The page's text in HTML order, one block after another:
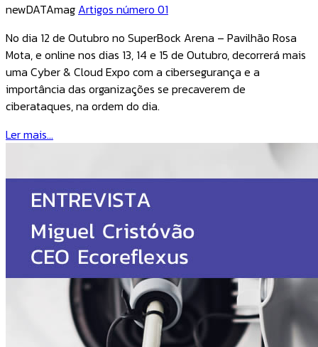
newDATAmag Artigos número 01
No dia 12 de Outubro no SuperBock Arena – Pavilhão Rosa
Mota, e online nos dias 13, 14 e 15 de Outubro, decorrerá mais
uma Cyber & Cloud Expo com a cibersegurança e a
importância das organizações se precaverem de
ciberataques, na ordem do dia.
Ler mais...